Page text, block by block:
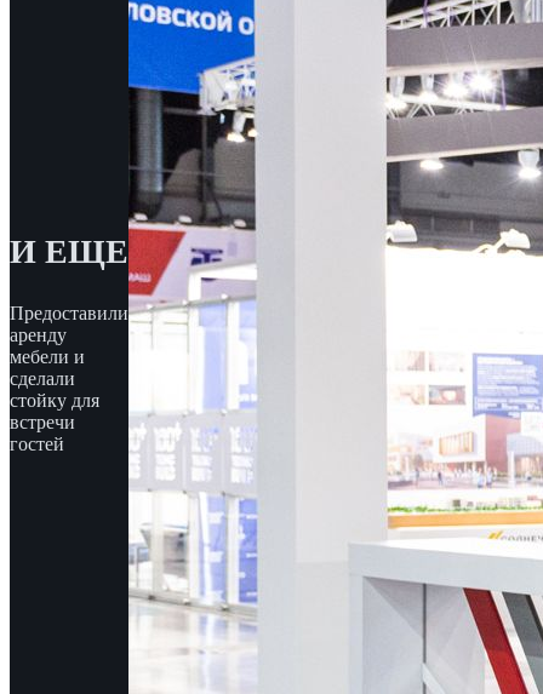
И ЕЩЕ
Предоставили
аренду
мебели и
сделали
стойку для
встречи
гостей